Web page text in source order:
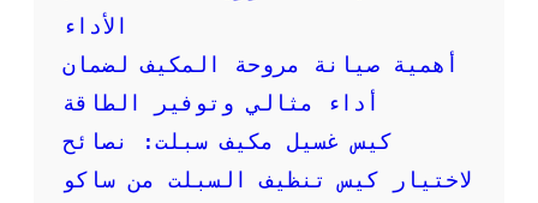
ا
ل
ص
و
ر
الأداء
أهمية صيانة مروحة المكيف لضمان
أداء مثالي وتوفير الطاقة
كيس غسيل مكيف سبلت: نصائح
لاختيار كيس تنظيف السبلت من ساكو